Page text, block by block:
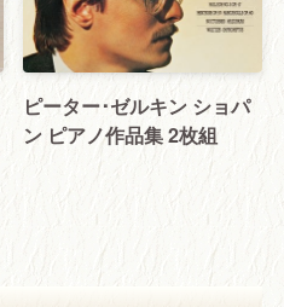
ピーター･ゼルキン ショパ
ン ピアノ作品集 2枚組